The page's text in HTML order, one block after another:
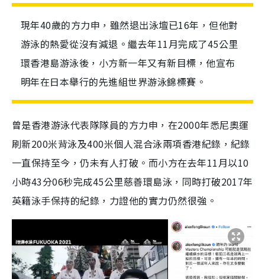
現年40歲的方力申，雖然退出泳壇已16年，但他對
游泳的熱愛從沒有減退。繼去年11月完成了45公里
環香港島游泳後，小方新一年又有新目標，他宣布
明年在日本舉行的先進組世界游泳錦標賽。
曾是香港游泳代表隊隊員的方力申，在2000年悉尼奧運
刷新200米背泳及400米個人混合泳兩項香港紀錄，紀錄
一直保持至今，仍未有人打破。而小方在去年11月以10
小時43分06秒完成45公里慈善環島泳，同時打破2017年
英籍泳手保持的紀錄，力證他的實力仍然很強。